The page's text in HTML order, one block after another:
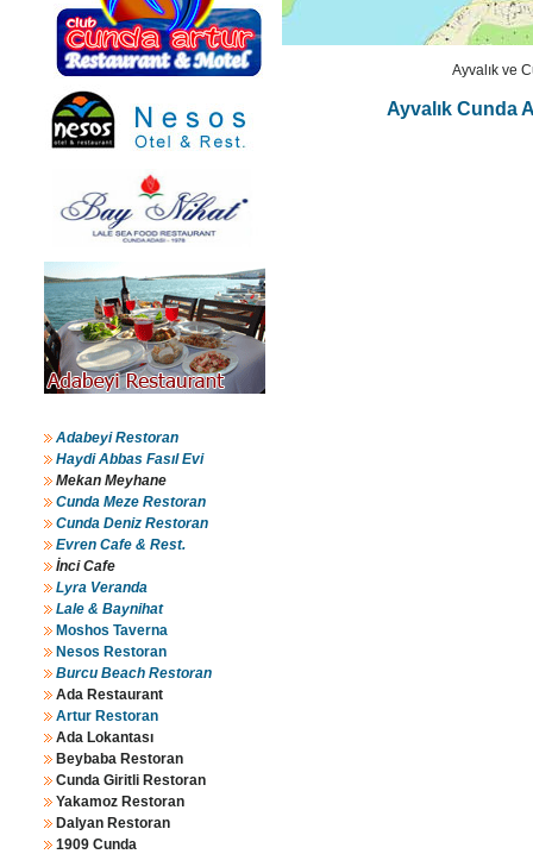
Adabeyi Restoran
Haydi Abbas Fasıl Evi
Mekan Meyhane
Cunda Meze Restoran
Cunda Deniz Restoran
Evren Cafe & Rest.
İnci Cafe
Lyra Veranda
Lale & Baynihat
Moshos Taverna
Nesos Restoran
Burcu Beach Restoran
Ada Restaurant
Artur Restoran
Ada Lokantası
Beybaba Restoran
Cunda Giritli Restoran
Yakamoz Restoran
Dalyan Restoran
1909 Cunda
Ayvalık ve
Ayvalık Cunda